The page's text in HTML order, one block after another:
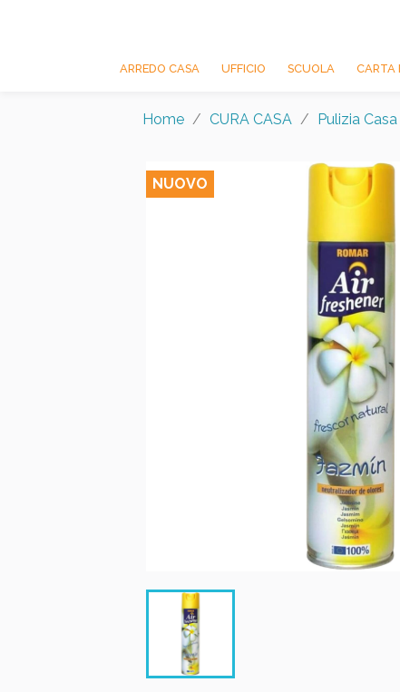
ARREDO CASA UFFICIO SCUOLA CARTA
Home CURA CASA Pulizia Casa
NUOVO